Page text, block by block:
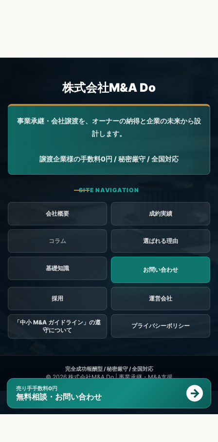
会社概要 成約実績
コラム 選ばれる理由
基礎知識 お問い合わせ
採用
「中小 M&A ガイドライン」の遵
守について
プライバシーポリシー
© 2026株式会社M&A Do | 事業承継・M&A支援
売り手手数料0円
無料相談・お問い合わせ